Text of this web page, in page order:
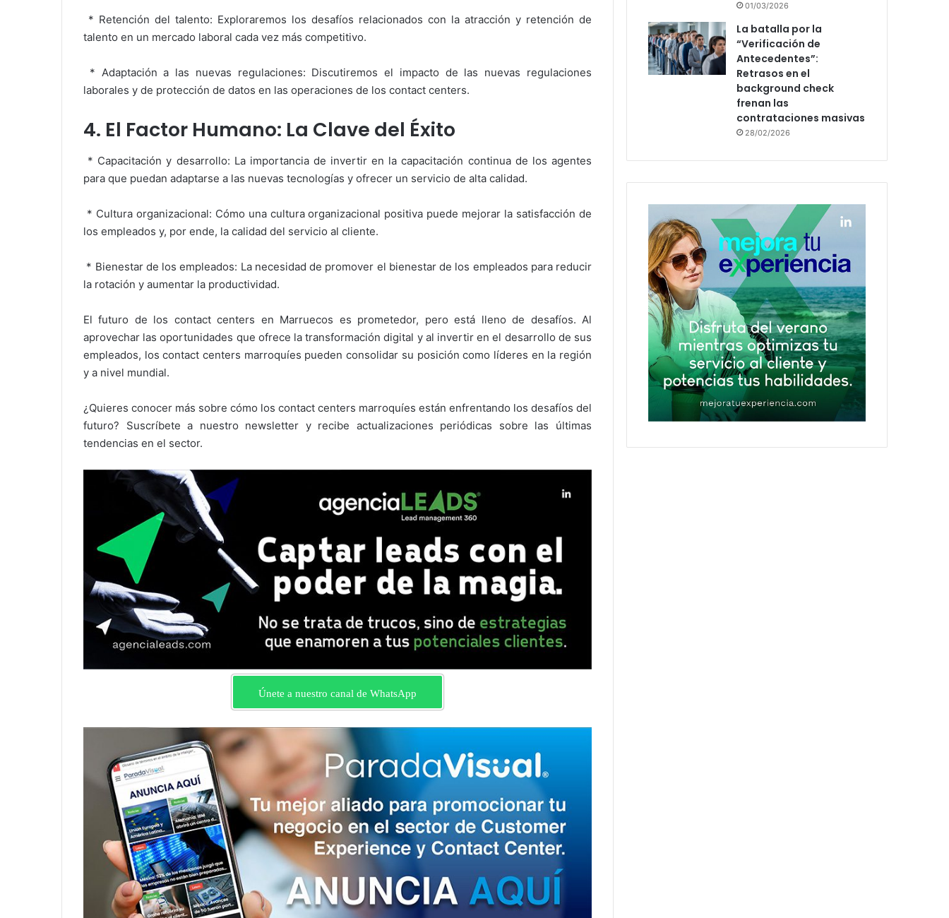
* Retención del talento: Exploraremos los desafíos relacionados con la atracción y retención de
talento en un mercado laboral cada vez más competitivo.
* Adaptación a las nuevas regulaciones: Discutiremos el impacto de las nuevas regulaciones
laborales y de protección de datos en las operaciones de los contact centers.
4. El Factor Humano: La Clave del Éxito
* Capacitación y desarrollo: La importancia de invertir en la capacitación continua de los agentes
para que puedan adaptarse a las nuevas tecnologías y ofrecer un servicio de alta calidad.
* Cultura organizacional: Cómo una cultura organizacional positiva puede mejorar la satisfacción de
los empleados y, por ende, la calidad del servicio al cliente.
* Bienestar de los empleados: La necesidad de promover el bienestar de los empleados para reducir
la rotación y aumentar la productividad.
El futuro de los contact centers en Marruecos es prometedor, pero está lleno de desafíos. Al
aprovechar las oportunidades que ofrece la transformación digital y al invertir en el desarrollo de sus
empleados, los contact centers marroquíes pueden consolidar su posición como líderes en la región
y a nivel mundial.
¿Quieres conocer más sobre cómo los contact centers marroquíes están enfrentando los desafíos del
futuro? Suscríbete a nuestro newsletter y recibe actualizaciones periódicas sobre las últimas
tendencias en el sector.
Únete a nuestro canal de WhatsApp
01/03/2026
La batalla por la
“Verificación de
Antecedentes”:
Retrasos en el
background check
frenan las
contrataciones masivas
28/02/2026